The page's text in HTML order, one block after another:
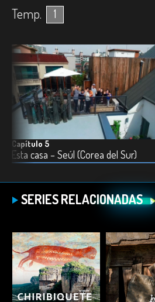
Temp. 1
Capítulo 5
Esta casa – Seúl (Corea del Sur)
SERIES RELACIONADAS